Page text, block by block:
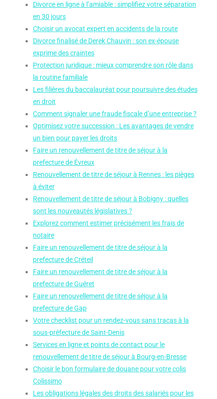
Divorce en ligne à l’amiable : simplifiez votre séparation
en 30 jours
Choisir un avocat expert en accidents de la route
Divorce finalisé de Derek Chauvin : son ex-épouse
exprime des craintes
Protection juridique : mieux comprendre son rôle dans
la routine familiale
Les filières du baccalauréat pour poursuivre des études
en droit
Comment signaler une fraude fiscale d’une entreprise ?
Optimisez votre succession : Les avantages de vendre
un bien pour payer les droits
Faire un renouvellement de titre de séjour à la
prefecture de Évreux
Renouvellement de titre de séjour à Rennes : les pièges
à éviter
Renouvellement de titre de séjour à Bobigny : quelles
sont les nouveautés législatives ?
Explorez comment estimer précisément les frais de
notaire
Faire un renouvellement de titre de séjour à la
prefecture de Créteil
Faire un renouvellement de titre de séjour à la
prefecture de Guéret
Faire un renouvellement de titre de séjour à la
prefecture de Gap
Votre checklist pour un rendez-vous sans tracas à la
sous-préfecture de Saint-Denis
Services en ligne et points de contact pour le
renouvellement de titre de séjour à Bourg-en-Bresse
Choisir le bon formulaire de douane pour votre colis
Colissimo
Les obligations légales des droits des salariés pour les